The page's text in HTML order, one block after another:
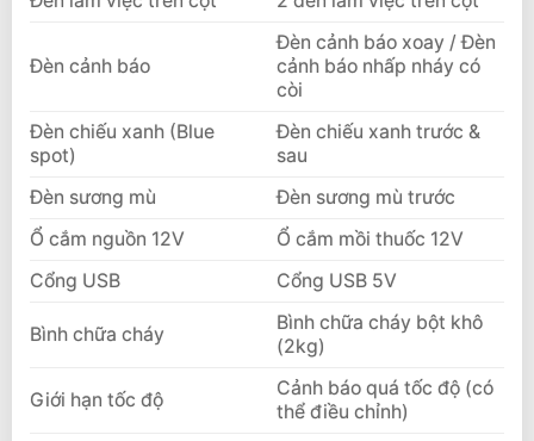
Đèn cảnh báo
Đèn cảnh báo xoay / Đèn
cảnh báo nhấp nháy có
còi
Đèn chiếu xanh (Blue
spot)
Đèn chiếu xanh trước &
sau
Đèn sương mù
Đèn sương mù trước
Ổ cắm nguồn 12V
Ổ cắm mồi thuốc 12V
Cổng USB
Cổng USB 5V
Bình chữa cháy
Bình chữa cháy bột khô
(2kg)
Giới hạn tốc độ
Cảnh báo quá tốc độ (có
thể điều chỉnh)